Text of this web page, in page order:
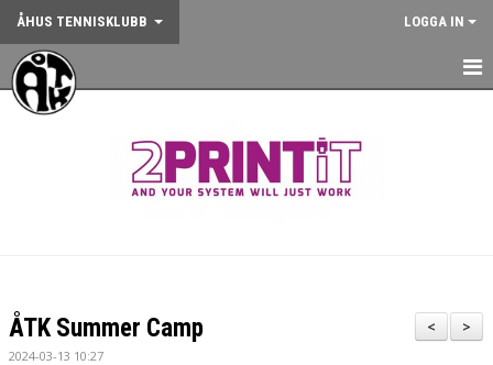
ÅHUS TENNISKLUBB LOGGA IN
HEM
ANMÄLAN AKTIVITET
>
<
ÅTK Summer Camp
2024-03-13 10:27